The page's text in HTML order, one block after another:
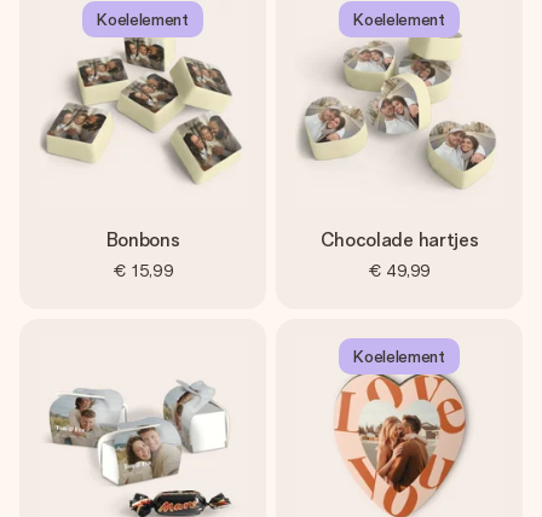
Koelelement
Bonbons
€ 15,99
Koelelement
Chocolade hartjes
€ 49,99
Koelelement